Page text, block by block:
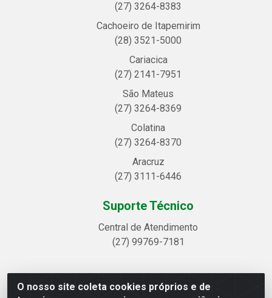
O nosso site coleta cookies próprios e de
(27) 3264-8383
Cachoeiro de Itapemirim
(28) 3521-5000
Cariacica
(27) 2141-7951
São Mateus
(27) 3264-8369
Colatina
(27) 3264-8370
Aracruz
(27) 3111-6446
Suporte Técnico
Central de Atendimento
(27) 99769-7181
Linhavix Distribuidora LTDA - Avenida Alegre, 2521 -